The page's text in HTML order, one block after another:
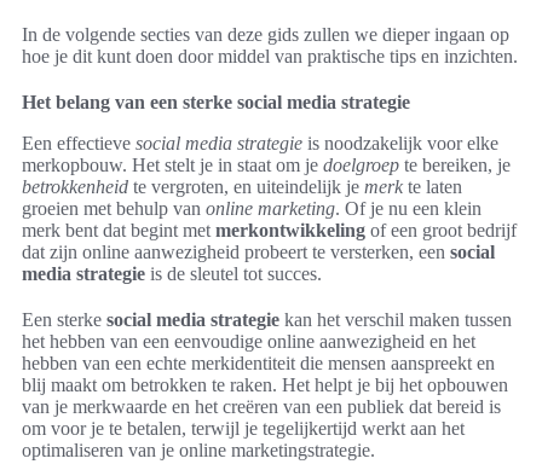
In de volgende secties van deze gids zullen we dieper ingaan op
hoe je dit kunt doen door middel van praktische tips en inzichten.
Het belang van een sterke social media strategie
Een effectieve social media strategie is noodzakelijk voor elke
merkopbouw. Het stelt je in staat om je doelgroep te bereiken, je
betrokkenheid te vergroten, en uiteindelijk je merk te laten
groeien met behulp van online marketing. Of je nu een klein
merk bent dat begint met merkontwikkeling of een groot bedrijf
dat zijn online aanwezigheid probeert te versterken, een social
media strategie is de sleutel tot succes.
Een sterke social media strategie kan het verschil maken tussen
het hebben van een eenvoudige online aanwezigheid en het
hebben van een echte merkidentiteit die mensen aanspreekt en
blij maakt om betrokken te raken. Het helpt je bij het opbouwen
van je merkwaarde en het creëren van een publiek dat bereid is
om voor je te betalen, terwijl je tegelijkertijd werkt aan het
optimaliseren van je online marketingstrategie.